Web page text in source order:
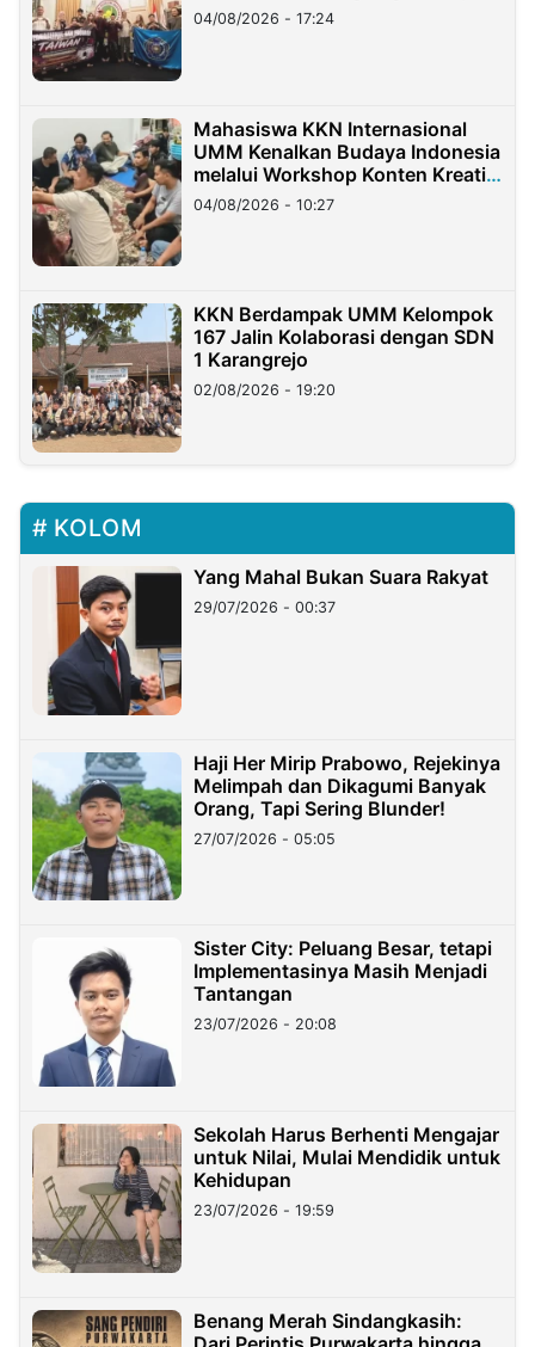
Migran Indonesia di Taiwan
04/08/2026 - 17:24
Mahasiswa KKN Internasional
UMM Kenalkan Budaya Indonesia
melalui Workshop Konten Kreatif
di Taiwan
04/08/2026 - 10:27
KKN Berdampak UMM Kelompok
167 Jalin Kolaborasi dengan SDN
1 Karangrejo
02/08/2026 - 19:20
KOLOM
Yang Mahal Bukan Suara Rakyat
29/07/2026 - 00:37
Haji Her Mirip Prabowo, Rejekinya
Melimpah dan Dikagumi Banyak
Orang, Tapi Sering Blunder!
27/07/2026 - 05:05
Sister City: Peluang Besar, tetapi
Implementasinya Masih Menjadi
Tantangan
23/07/2026 - 20:08
Sekolah Harus Berhenti Mengajar
untuk Nilai, Mulai Mendidik untuk
Kehidupan
23/07/2026 - 19:59
Benang Merah Sindangkasih: